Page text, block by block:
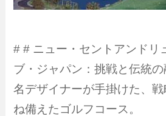
# # ニュー・セントアンドリ
ブ・ジャパン：挑戦と伝統
名デザイナーが手掛けた、
ね備えたゴルフコース。